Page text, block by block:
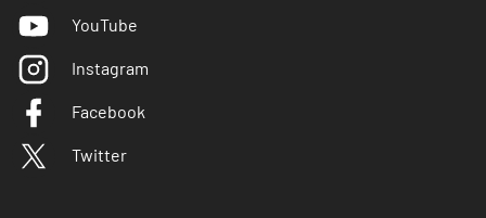
YouTube
Instagram
Facebook
Twitter